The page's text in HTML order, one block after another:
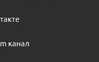
канал